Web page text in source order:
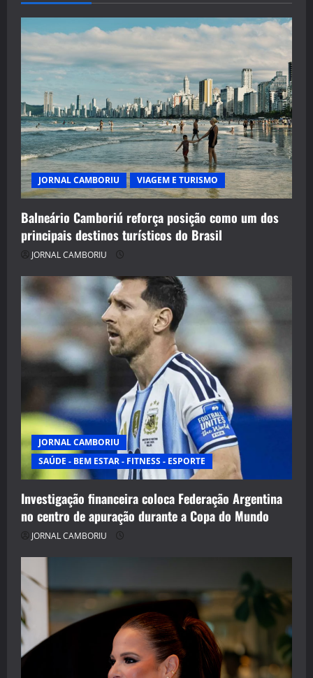
JORNAL CAMBORIU VIAGEM E TURISMO
Balneário Camboriú reforça posição como um dos
principais destinos turísticos do Brasil
JORNAL CAMBORIU
JORNAL CAMBORIU
SAÚDE - BEM ESTAR - FITNESS - ESPORTE
Investigação financeira coloca Federação Argentina
no centro de apuração durante a Copa do Mundo
JORNAL CAMBORIU